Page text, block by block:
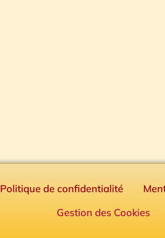
Politique de confidentialité
Gestion des Cookies